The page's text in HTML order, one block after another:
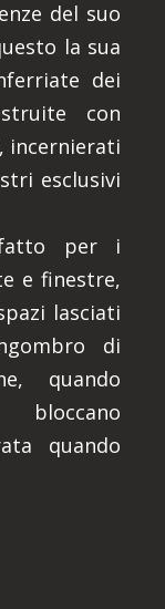
del suo
la sua
dei
con
incernierati
esclusivi
per i
e finestre,
lasciati
di
quando
quando